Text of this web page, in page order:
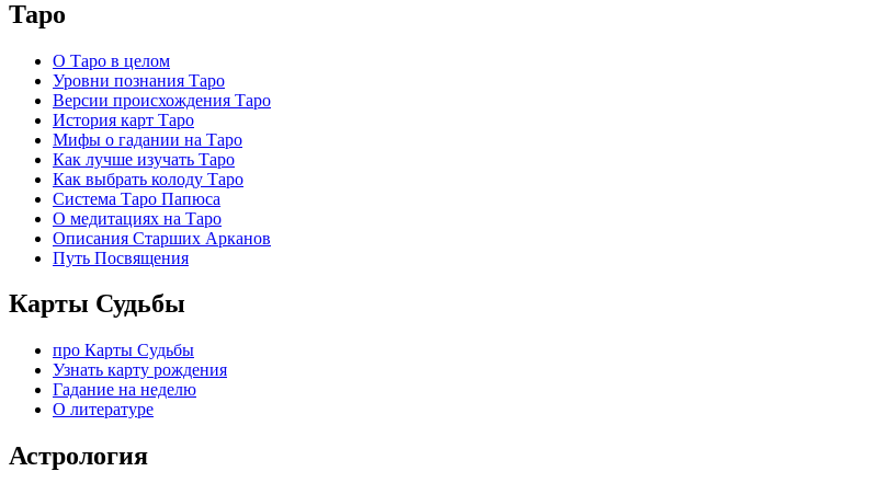
Таро
О Таро в целом
Уровни познания Таро
Версии происхождения Таро
История карт Таро
Мифы о гадании на Таро
Как лучше изучать Таро
Как выбрать колоду Таро
Система Таро Папюса
О медитациях на Таро
Описания Старших Арканов
Путь Посвящения
Карты Судьбы
про Карты Судьбы
Узнать карту рождения
Гадание на неделю
О литературе
Астрология